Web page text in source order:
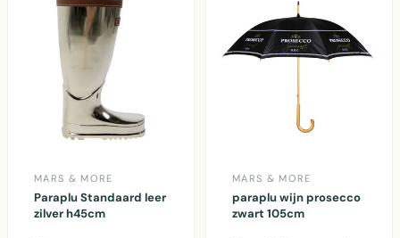
MARS & MORE
Paraplu Standaard leer
zilver h45cm
MARS & MORE
paraplu wijn prosecco
zwart 105cm